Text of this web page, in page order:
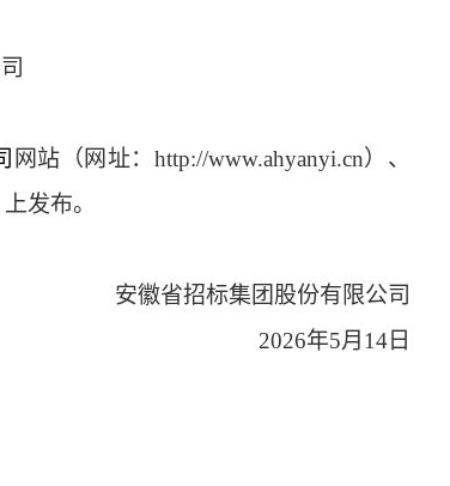
网站（网址： http://www.ahyanyi.cn）、
发布。
安徽省招标集团股份有限公司
2026年5月 14日